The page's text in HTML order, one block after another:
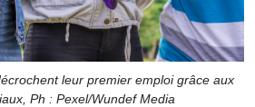
leur premier emploi grâce aux
Ph : Pexel/Wundef Media